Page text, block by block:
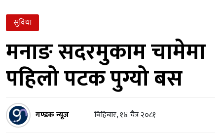
सुविधा
मनाङ सदरमुकाम चामेमा
पहिलो पटक पुग्यो बस
गण्डक न्यूज बिहिबार, १४ चैत्र २०८१